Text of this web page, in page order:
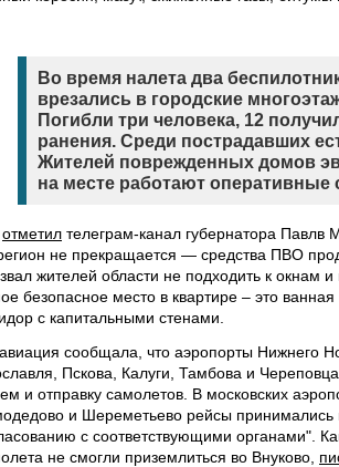
Во время налета два
врезались в городские
Погибли три человека, 12
ранения. Среди пострадавших
Жителей поврежденных домов
на месте работают оперативные
отметил телеграм-канал губернатора Павлв
не прекращается — средства ПВО
жителей области не подходить к окнам
безопасное место в квартире – это
с капитальными стенами.
сообщала, что аэропорты Нижнего
Пскова, Калуги, Тамбова и
и отправку самолетов. В московских
и Шереметьево рейсы принимались
с соответствующими органами".
не смогли приземлиться во Внуково,